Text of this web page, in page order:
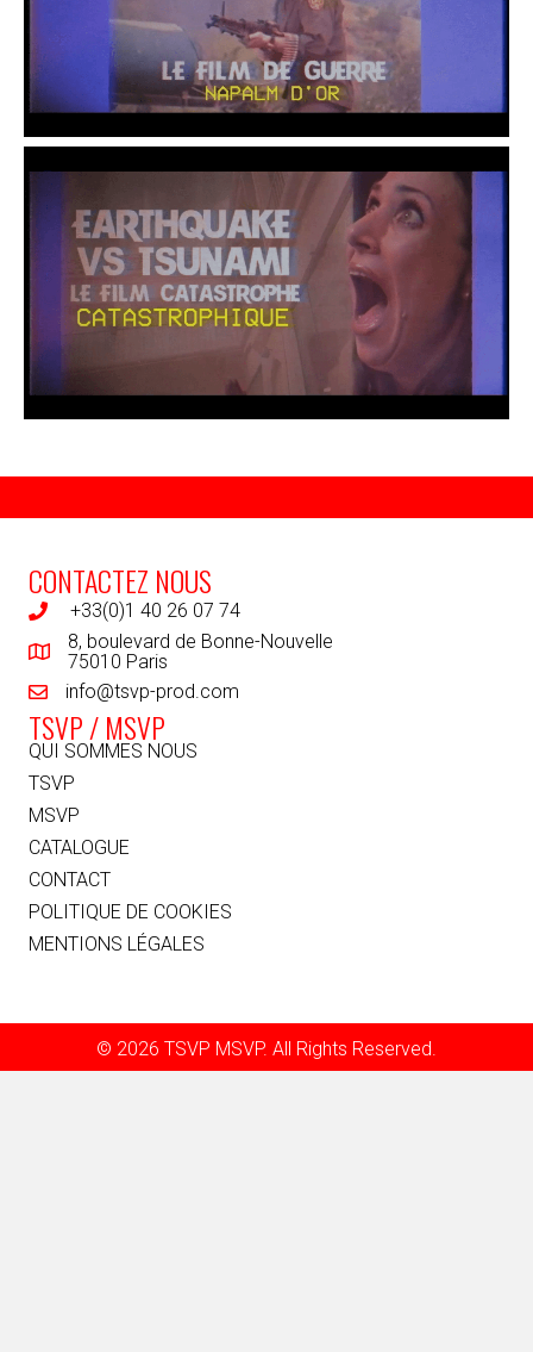
CONTACTEZ NOUS
+33(0)1 40 26 07 74
8, boulevard de Bonne-Nouvelle
75010 Paris
info@tsvp-prod.com
TSVP / MSVP
QUI SOMMES NOUS
TSVP
MSVP
CATALOGUE
CONTACT
POLITIQUE DE COOKIES
MENTIONS LÉGALES
© 2026 TSVP MSVP. All Rights Reserved.